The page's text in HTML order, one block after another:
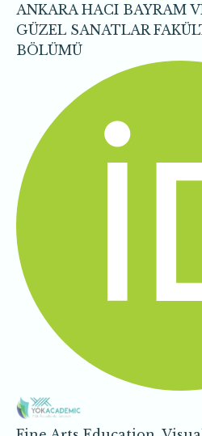
ANKARA HACI BAYRAM
GÜZEL SANATLAR
BÖLÜMÜ